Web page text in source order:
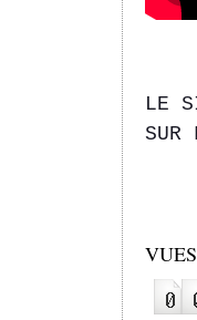
LE
SUR
VUES